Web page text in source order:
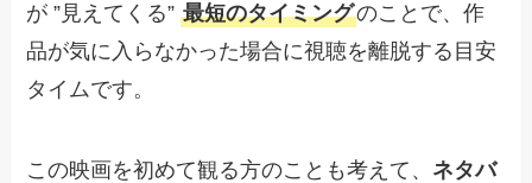
が ”見えてくる”最短のタイミングのことで、作
品が気に入らなかった場合に視聴を離脱する目安
タイムです。
この映画を初めて観る方のことも考えて、 ネタバ